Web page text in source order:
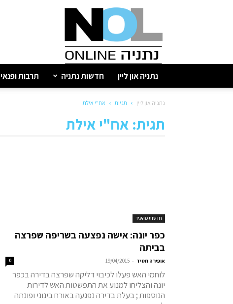
נתניה
נתניה און ליין חדשות נתניה תרבות ופנאי
נתניה און ליין תגיות אח"י אילת
תגית: אח"י אילת
חדשות מהעיר
כפר יונה: אישה נפצעה בשריפה שפרצה
בביתה
אופירה חסיד -
19/04/2015
0
לוחמי האש פעלו לכיבוי דליקה שפרצה בדירה בכפר
יונה והצליחו למנוע את התפשטות האש לדירות
הנוספות ; בעלת בדירה נפגעה באורח בינוני ופונתה